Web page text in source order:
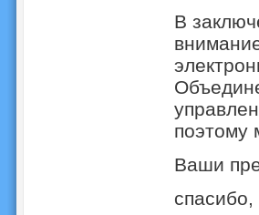
В
поэтому
Ваши